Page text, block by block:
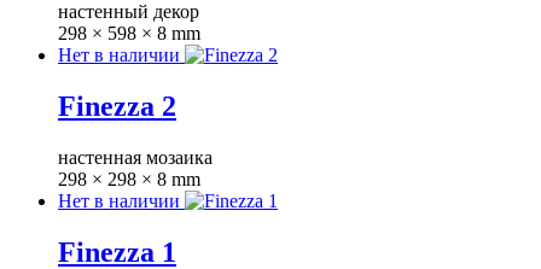
настенный декор
298 × 598 × 8 mm
Нет в наличии
Finezza 2
настенная мозаика
298 × 298 × 8 mm
Нет в наличии
Finezza 1